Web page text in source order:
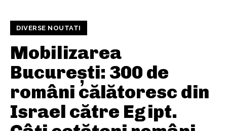
DIVERSE NOUTATI
Mobilizarea
București: 300 de
români călătoresc din
Israel către Egipt.